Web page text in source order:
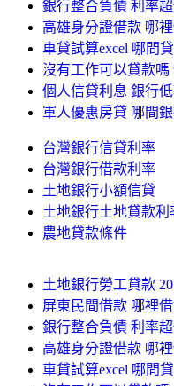
銀行整合負債 利率
高雄身分證借款 哪
車貸試算excel 哪間
沒有工作可以貸款
個人信貸利息 銀行
軍人優惠房貸 哪間
台灣銀行信貸利率
台灣銀行借款利率
土地銀行小額信貸
土地銀行土地貸款利
農地貸款條件
土地銀行勞工貸款
屏東民間借款 哪裡
銀行整合負債 利率
高雄身分證借款 哪
車貸試算excel 哪間